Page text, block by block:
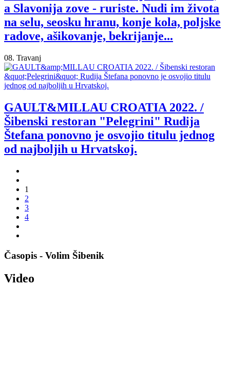
a Slavonija zove - ruriste. Nudi im života
na selu, seosku hranu, konje kola, poljske
radove, ašikovanje, bekrijanje...
08. Travanj
GAULT&MILLAU CROATIA 2022. /
Šibenski restoran "Pelegrini" Rudija
Štefana ponovno je osvojio titulu jednog
od najboljih u Hrvatskoj.
1
2
3
4
Časopis - Volim Šibenik
Video